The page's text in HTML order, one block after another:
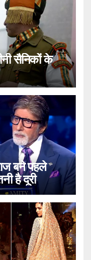
सैनिकों के
बने पहले
है दूरी